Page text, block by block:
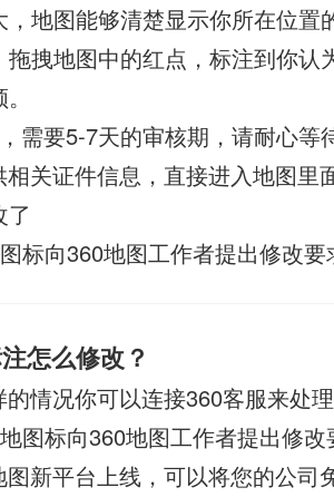
，地图能够清楚显示你所在位
拖拽地图中的红点，标注到你认
需要5-7天的审核期，请耐心等待
相关证件信息，直接进入地图里
了
标向360地图工作者提出修改要
怎么修改？
的情况你可以连接360客服来处理
图标向360地图工作者提出修改
图新平台上线，可以将您的公司